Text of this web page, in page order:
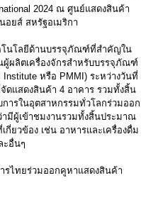
2024 ณ ศูนย์แสดงสินค้า
อยส์ สหรัฐอเมริกา
โนโลยีด้านบรรจุภัณฑ์ที่สำคัญใน
ผู้ผลิตเครื่องจักรสำหรับบรรจุภัณฑ์
Institute หรือ PMMI) ระหว่างวันที่
ดแสดงสินค้า 4 อาคาร รวมทั้งสิ้น
ารในอุตสาหกรรมทั่วโลกร่วมออก
มีผู้เข้าชมงานรวมทั้งสิ้นประมาณ
กี่ยวข้อง เช่น อาหารและเครื่องดื่ม
ะอื่นๆ
รไทยร่วมออกคูหาแสดงสินค้า